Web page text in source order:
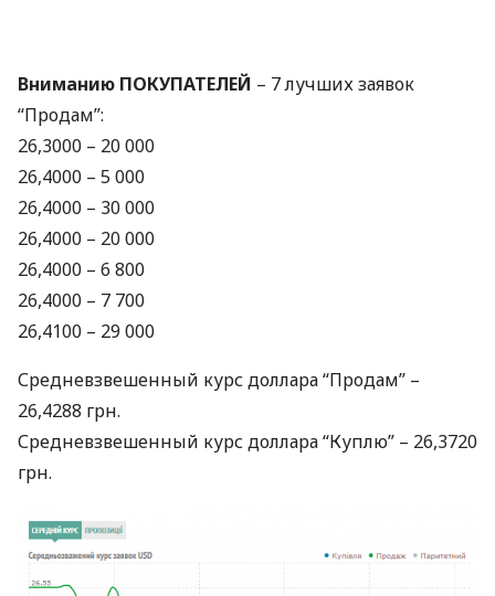
Вниманию ПОКУПАТЕЛЕЙ – 7 лучших заявок
“Продам”:
26,3000 – 20 000
26,4000 – 5 000
26,4000 – 30 000
26,4000 – 20 000
26,4000 – 6 800
26,4000 – 7 700
26,4100 – 29 000
Средневзвешенный курс доллара “Продам” –
26,4288 грн.
Средневзвешенный курс доллара “Куплю” – 26,3720
грн.